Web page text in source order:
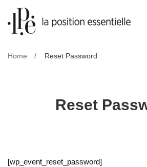
Reset
Home Reset Password
[wp_event_reset_password]